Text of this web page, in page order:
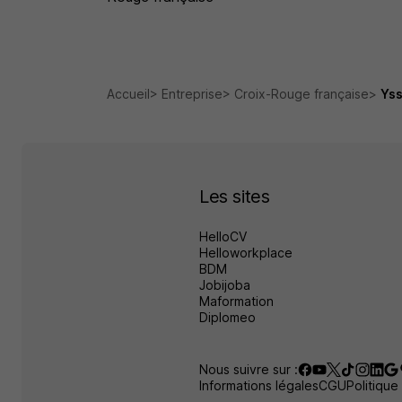
Accueil Entreprise Croix-Rouge française
Les sites
HelloCV
Helloworkplace
BDM
Jobijoba
Maformation
Diplomeo
Nous suivre sur :
Informations légalesCGU